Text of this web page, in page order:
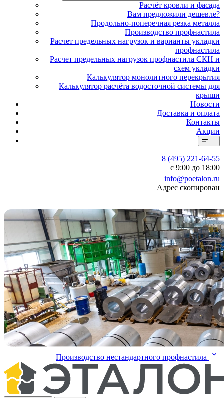
Расчёт кровли и фасада
Вам предложили дешевле?
Продольно-поперечная резка металла
Производство профнастила
Расчет предельных нагрузок и варианты укладки
профнастила
Расчет предельных нагрузок профнастила СКН и
схем укладки
Калькулятор монолитного перекрытия
Калькулятор расчёта водосточной системы для
крыши
Новости
Доставка и оплата
Контакты
Акции
8 (495) 221-64-55
с 9:00 до 18:00
info@poetalon.ru
Адрес скопирован
Производство нестандартного профнастила